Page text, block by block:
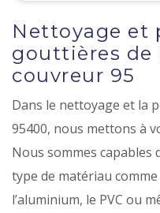
Nettoyage et
gouttières de
couvreur 95
Dans le nettoyage et la
95400, nous mettons à
Nous sommes capables
type de matériau comme
l’aluminium, le PVC ou